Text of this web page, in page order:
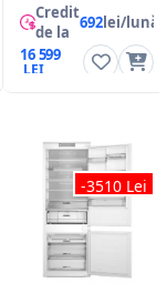
Credit
de la 692lei/lună
16 599
-3510 Lei